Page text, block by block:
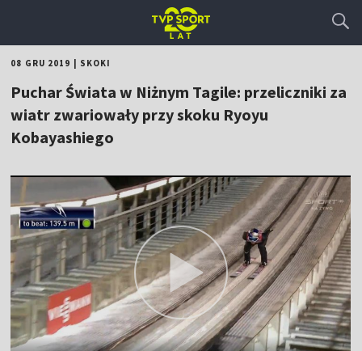
08 GRU 2019 SKOKI
Puchar Świata w Niżnym Tagile: przeliczniki za
wiatr zwariowały przy skoku Ryoyu
Kobayashiego